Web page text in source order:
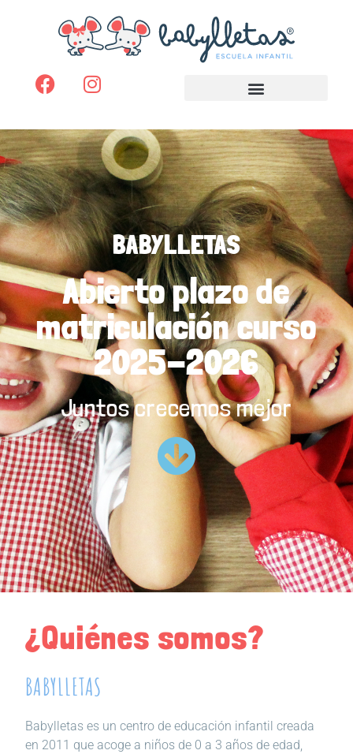
BABYLLETAS
Abierto plazo de
matriculación curso
2025-2026
Juntos crecemos mejor
¿Quiénes somos?
BABYLLETAS
Babylletas es un centro de educación infantil creada
en 2011 que acoge a niños de 0 a 3 años de edad,